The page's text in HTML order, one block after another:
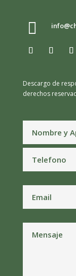

Descargo de
derechos